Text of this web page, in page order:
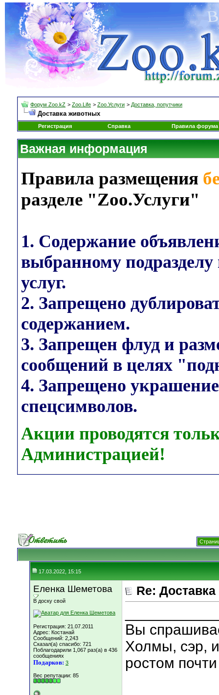
Форум Zoo.kZ > Zoo.Life > Zoo.Услуги > Доставка, попутчики
Доставка животных
Регистрация Справка Правила форума
Важная информация
Правила размещения
разделе "Zoo.Услуги"
1. Содержание
выбранному
услуг.
2. Запрещено
содержанием.
3. Запрещен флуд и
сообщений в целях
4. Запрещено
спецсимволов.
Акции проводятся
Администрацией!
17.03.2022, 15:15
Еленка Шеметова
В доску свой
Регистрация: 21.07.2011
Адрес: Костанай
Сообщений: 2,243
Сказал(а) спасибо: 721
Поблагодарили 1,067 раз(а) в 436
сообщениях
Подарков: 3
Вес репутации: 85
Re:
Вы
Холмы, сэр,
ростом